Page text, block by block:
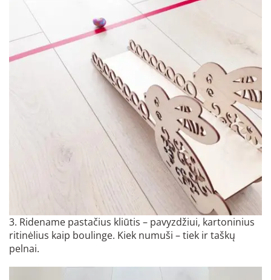
3. Ridename pastačius kliūtis – pavyzdžiui, kartoninius
ritinėlius kaip boulinge. Kiek numuši – tiek ir taškų
pelnai.